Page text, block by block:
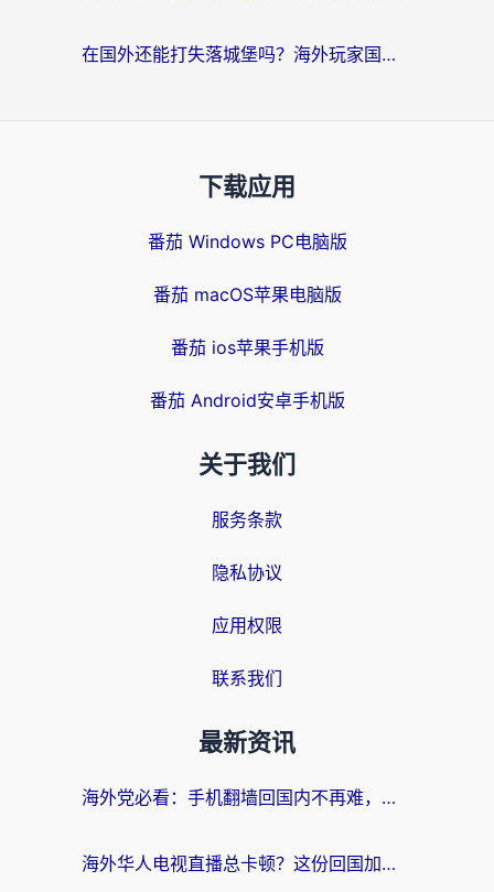
在国外还能打失落城堡吗？海外玩家国服游戏加速终极指南（附北美玩online加速器下载技巧）
下载应用
番茄 Windows PC电脑版
番茄 macOS苹果电脑版
番茄 ios苹果手机版
番茄 Android安卓手机版
关于我们
服务条款
隐私协议
应用权限
联系我们
最新资讯
海外党必看：手机翻墙回国内不再难，一篇搞定无缝访问国内资源指南
海外华人电视直播总卡顿？这份回国加速器选择指南帮你无缝看国内资源